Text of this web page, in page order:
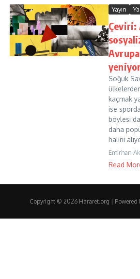
Yayın
Çeviri:
Soğuk
kaçmak
ise
böylesi
daha
halini
Emirhan
Read
Copyright © 2026 Hararet.org | Powered